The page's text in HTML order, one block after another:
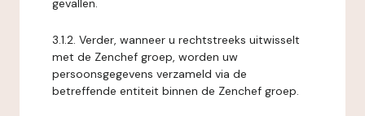
gevallen.
3.1.2. Verder, wanneer u rechtstreeks uitwisselt
met de Zenchef groep, worden uw
persoonsgegevens verzameld via de
betreffende entiteit binnen de Zenchef groep.